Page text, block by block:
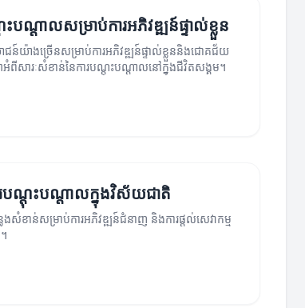
បណ្តាលសម្រាប់ការអភិវឌ្ឍន៍ផ្ទាល់ខ្លួន
ជន៍យ៉ាងច្រើនសម្រាប់ការអភិវឌ្ឍន៍ផ្ទាល់ខ្លួននិងជោគជ័យ
អំពីសារៈសំខាន់នៃការបណ្តុះបណ្តាលនៅក្នុងជីវិតសង្គម។
បណ្តុះបណ្តាលក្នុងវិស័យជាតិ
ងសំខាន់សម្រាប់ការអភិវឌ្ឍន៍ជំនាញ និងការផ្តល់សេវាកម្ម